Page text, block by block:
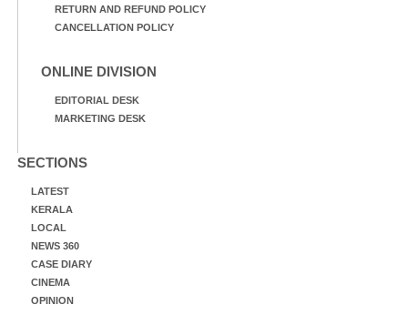
RETURN AND REFUND POLICY
CANCELLATION POLICY
ONLINE DIVISION
EDITORIAL DESK
MARKETING DESK
SECTIONS
LATEST
KERALA
LOCAL
NEWS 360
CASE DIARY
CINEMA
OPINION